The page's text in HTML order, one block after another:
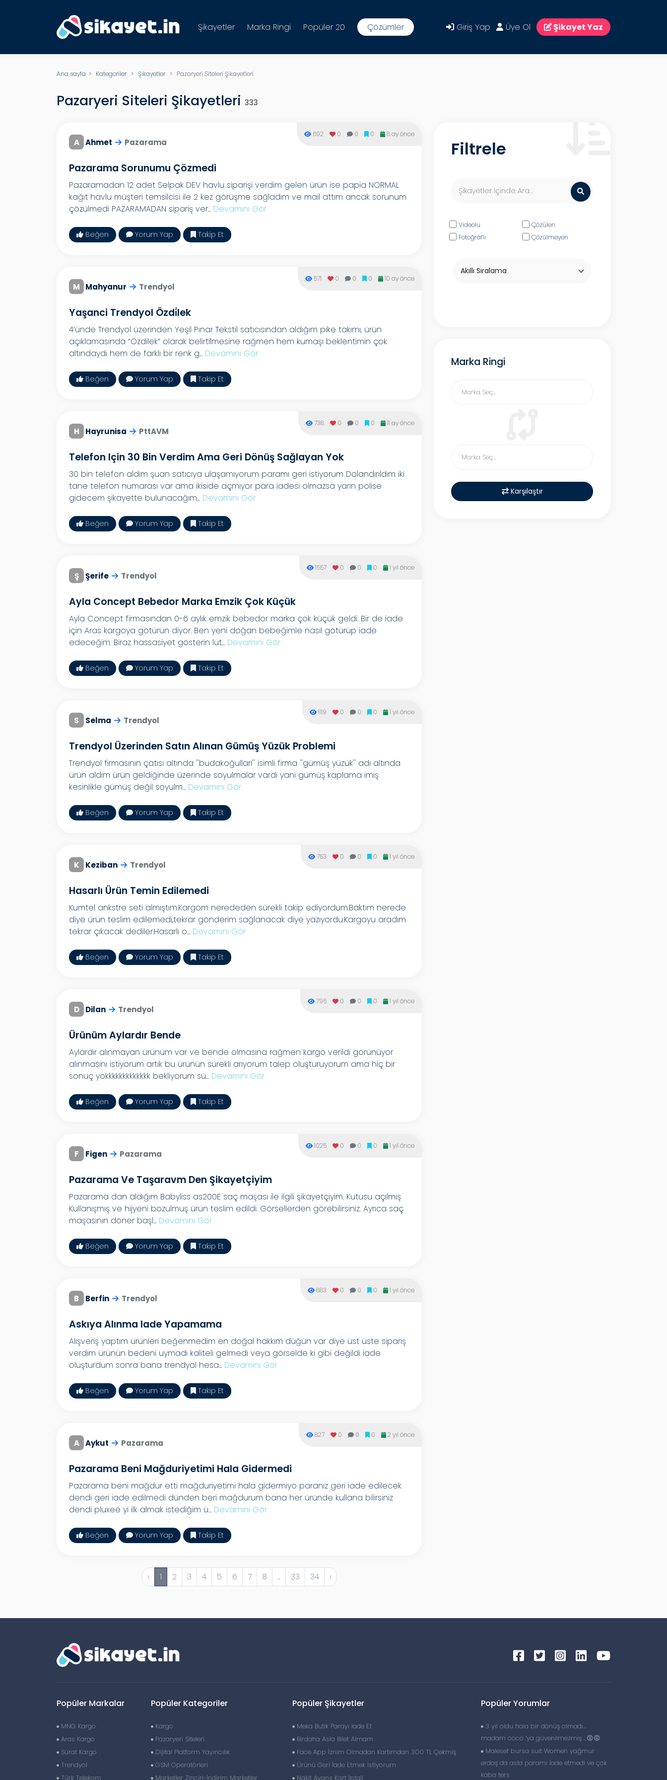
Şikayetler Marka Ringi Popüler 20 Çözümler Giriş Yap Üye Ol Şikayet Yaz
Ana sayfa > Kategoriler> Şikayetler> Pazaryeri Siteleri Şikayetleri
Pazaryeri Siteleri Şikayetleri 333
A Ahmet Pazarama
Pazarama Sorunumu Çözmedi
692 0 0 0 8 ay önce
Pazaramadan 12 adet Selpak DEV havlu siparişi verdim gelen ürün ise papia NORMAL
kağıt havlu müşteri temsilcisi ile 2 kez görüşme sağladım ve mail attım ancak sorunum
çözülmedi PAZARAMADAN sipariş ver... Devamını Gör
Beğen Yorum Yap Takip Et
M Mahyanur Trendyol
Yaşanci Trendyol Özdi̇lek
571 0 0 0 10 ay önce
4’ünde Trendyol üzerinden Yeşil Pınar Tekstil satıcısından aldığım pike takımı, ürün
açıklamasında “Özdilek” olarak belirtilmesine rağmen hem kumaşı beklentimin çok
altındaydı hem de farklı bir renk g... Devamını Gör
Beğen Yorum Yap Takip Et
H Hayrunisa PttAVM
Telefon Için 30 Bin Verdim Ama Geri Dönüş Sağlayan Yok
738 0 0 0 11 ay önce
30 bin telefon aldım şuan satıcıya ulaşamıyorum paramı geri istiyorum Dolandırıldım iki
tane telefon numarası var ama ikiside açmıyor para iadesi olmazsa yarın polise
gidecem şikayette bulunacağım... Devamını Gör
Beğen Yorum Yap Takip Et
Ş Şerife Trendyol
Ayla Concept Bebedor Marka Emzik Çok Küçük
1557 0 0 0 1 yıl önce
Ayla Concept firmasından 0-6 aylık emzik bebedor marka çok küçük geldi. Bir de iade
için Aras kargoya götürün diyor. Ben yeni doğan bebeğimle nasıl götürüp iade
edeceğim. Biraz hassasiyet gösterin lüt... Devamını Gör
Beğen Yorum Yap Takip Et
S Selma Trendyol
Trendyol Üzerinden Satın Alınan Gümüş Yüzük Problemi
1119 0 0 0 1 yıl önce
Trendyol firmasının çatısı altında ''budakoğulları'' isimli firma ''gümüş yüzük'' adı altında
ürün aldım ürün geldiğinde üzerinde soyulmalar vardı yani gümüş kaplama imiş
kesinlikle gümüş değil soyulm... Devamını Gör
Beğen Yorum Yap Takip Et
K Keziban Trendyol
Hasarlı Ürün Temin Edilemedi
753 0 0 0 1 yıl önce
Kumtel ankstre seti almıştım.Kargom nerededen sürekli takip ediyordum.Baktım nerede
diye ürün teslim edilemedi,tekrar gönderim sağlanacak diye yazıyordu.Kargoyu aradım
tekrar çıkacak dediler.Hasarlı o... Devamını Gör
Beğen Yorum Yap Takip Et
D Dilan Trendyol
Ürünüm Aylardır Bende
796 0 0 0 1 yıl önce
Aylardır alınmayan ürünüm var ve bende olmasına rağmen kargo verildi görünüyor
alınmasını istiyorum artık bu ürünün sürekli arıyorum talep oluşturuyorum ama hiç bir
sonuç yokkkkkkkkkkkkk bekliyorum sü... Devamını Gör
Beğen Yorum Yap Takip Et
F Figen Pazarama
Pazarama Ve Taşaravm Den Şikayetçiyim
1025 0 0 0 1 yıl önce
Pazarama dan aldığım Babyliss as200E saç maşası ile ilgili şikayetçiyim. Kutusu açılmış
Kullanışmış ve hijyeni bozulmuş ürün teslim edildi. Görsellerden görebilirsiniz. Ayrıca saç
maşasının döner başl... Devamını Gör
Beğen Yorum Yap Takip Et
B Berfin Trendyol
Askıya Alınma Iade Yapamama
883 0 0 0 1 yıl önce
Alışveriş yaptım ürünleri beğenmedim en doğal hakkım düğün var diye üst üste sipariş
verdim ürünün bedeni uymadı kaliteli gelmedi veya görselde ki gibi değildi iade
oluşturdum sonra bana trendyol hesa... Devamını Gör
Beğen Yorum Yap Takip Et
A Aykut Pazarama
Pazarama Beni Mağduriyetimi Hala Gidermedi
827 0 0 0 2 yıl önce
Pazarama beni mağdur etti mağduriyetimi hala gidermiyo paranız geri iade edilecek
dendi geri iade edilmedi dünden beri mağdurum bana her üründe kullana bilirsiniz
dendi pluxee yi ilk almak istediğim ü... Devamını Gör
Beğen Yorum Yap Takip Et
‹ 1 2 3 4 5 6 7 8 ... 33 34 ›
Filtrele
Videolu
Çözülen
Fotoğraflı
Çözülmeyen
Marka Ringi
Karşılaştır
Popüler Markalar
MNG Kargo
Aras Kargo
Sürat Kargo
Trendyol
Türk Telekom
Popüler Kategoriler
Kargo
Pazaryeri Siteleri
Dijital Platform Yayıncılık
GSM Operatörleri
Marketler Zinciri-İndirim Marketler
Popüler Şikayetler
Meka Butik Parayı Iade Et
Birdaha Asla Bilet Almam
Face App İznim Olmadan Kartımdan 300 TL Çekmiş
Ürünü Geri İade Etmek Istiyorum
Nakit Avans Kart İptali
Popüler Yorumlar
3 yıl oldu hala bir dönüş olmadı…
madam coco ‘ya güvenilmezmiş …😡😡
Malesef bursa suit Women yağmur
erdaş da asla paramı iade etmedi ve çok
kaba ters